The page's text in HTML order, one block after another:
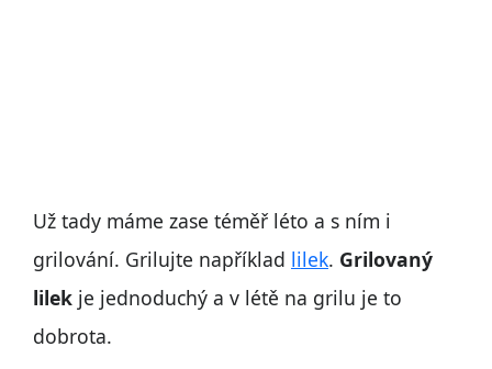
Už tady máme zase téměř léto a s ním i
grilování. Grilujte například lilek. Grilovaný
lilek je jednoduchý a v létě na grilu je to
dobrota.